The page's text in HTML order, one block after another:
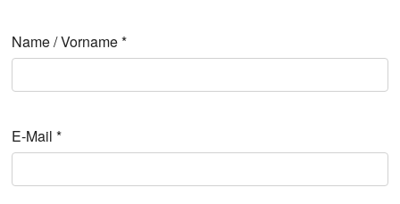
Name / Vor­na­me*
E‑Mail *